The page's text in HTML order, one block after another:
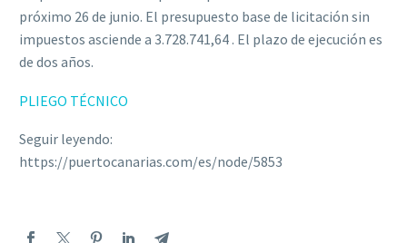
próximo 26 de junio. El presupuesto base de licitación sin
impuestos asciende a 3.728.741,64 . El plazo de ejecución es
de dos años.
PLIEGO TÉCNICO
Seguir leyendo:
https://puertocanarias.com/es/node/5853